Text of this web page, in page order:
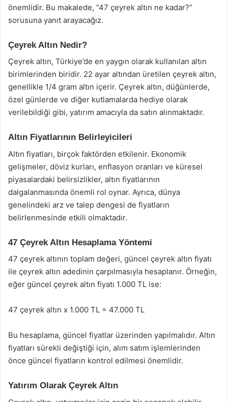
önemlidir. Bu makalede, “47 çeyrek altın ne kadar?”
sorusuna yanıt arayacağız.
Çeyrek Altın Nedir?
Çeyrek altın, Türkiye’de en yaygın olarak kullanılan altın
birimlerinden biridir. 22 ayar altından üretilen çeyrek altın,
genellikle 1/4 gram altın içerir. Çeyrek altın, düğünlerde,
özel günlerde ve diğer kutlamalarda hediye olarak
verilebildiği gibi, yatırım amacıyla da satın alınmaktadır.
Altın Fiyatlarının Belirleyicileri
Altın fiyatları, birçok faktörden etkilenir. Ekonomik
gelişmeler, döviz kurları, enflasyon oranları ve küresel
piyasalardaki belirsizlikler, altın fiyatlarının
dalgalanmasında önemli rol oynar. Ayrıca, dünya
genelindeki arz ve talep dengesi de fiyatların
belirlenmesinde etkili olmaktadır.
47 Çeyrek Altın Hesaplama Yöntemi
47 çeyrek altının toplam değeri, güncel çeyrek altın fiyatı
ile çeyrek altın adedinin çarpılmasıyla hesaplanır. Örneğin,
eğer güncel çeyrek altın fiyatı 1.000 TL ise:
47 çeyrek altın x 1.000 TL = 47.000 TL
Bu hesaplama, güncel fiyatlar üzerinden yapılmalıdır. Altın
fiyatları sürekli değiştiği için, alım satım işlemlerinden
önce güncel fiyatların kontrol edilmesi önemlidir.
Yatırım Olarak Çeyrek Altın